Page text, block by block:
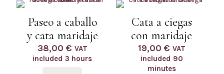
Paseo a caballo
y cata maridaje
38,00 € VAT
included 3 hours
Cata a ciegas
con maridaje
19,00 € VAT
included 90
minutes